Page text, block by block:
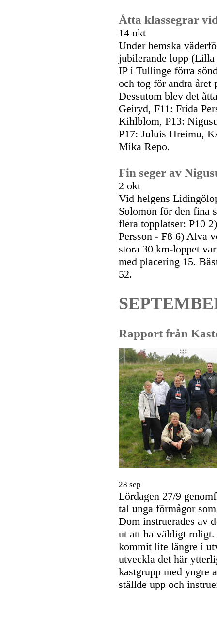
Åtta klassegrar
14 okt
Under hemska
jubilerande lopp
IP i Tullinge förra
och tog för andra året
Dessutom blev det
Geiryd, F11: Frida
Kihlblom, P13:
P17: Juluis Hreimu,
Mika Repo.
Fin seger av
2 okt
Vid helgens
Solomon för den fina
flera topplatser: P10
Persson - F8 6) Alva
stora 30 km-loppet
med placering 15.
52.
Rapport från
28 sep
Lördagen 27/9
tal unga förmågor
Dom instruerades av
ut att ha väldigt
kommit lite längre i
utveckla det här
kastgrupp med yngre
ställde upp och